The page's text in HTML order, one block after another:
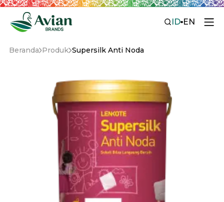
ID EN
Beranda Produk Supersilk Anti Noda